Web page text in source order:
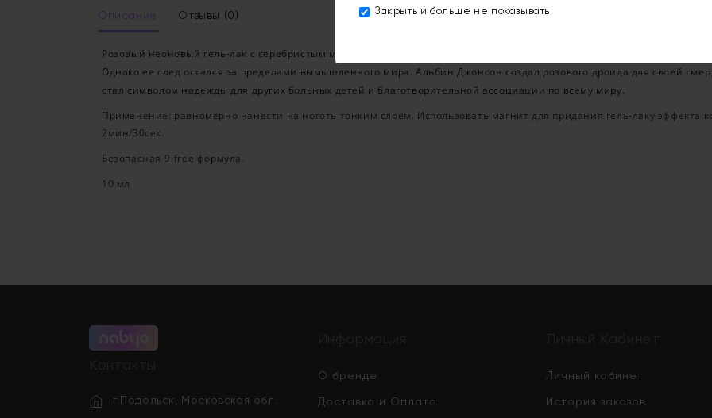
Закрыть и больше не показывать
Описание Отзывы (0)
Розовый неоновый гель-лак с серебристым магнитным эффектом "кошачий глаз". KT или Кэти - розовый дроид 501-
Однако ее след остался за пределами вымышленного мира. Альбин Джонсон создал розового дроида для своей
стал символом надежды для других больных детей и благотворительной ассоциации по всему миру.
Применение: равномерно нанести на ноготь тонким слоем. Использовать магнит для придания гель-лаку эффекта
2мин/30сек.
Безопасная 9-free формула.
10 мл
г.Подольск, Московская обл.
О бренде
Доставка и Оплата
Личный кабинет
История заказов